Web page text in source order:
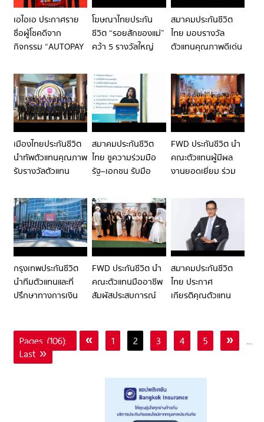
ROCK” แทนคำ
ขอบคุณจากใจถึง
ครอบครัวเอไอเอ
เอไอเอ ประกาศราย
ชื่อผู้โชคดีจาก
กิจกรรม “AUTOPAY
รางวัล รวมมูลค่ากว่า
580,000 บาท
โฆษณาไทยประกัน
ชีวิต “รอยสักของแม่”
คว้า 5 รางวัลใหญ่
โฆษณาระดับโลก
ANDY AWARDS
2026, NYF
ADVERTISING
SPIKES ASIA 2026
สมาคมประกันชีวิต
ไทย มอบรางวัล
ตัวแทนคุณภาพดีเด่น
ประจำปี 2569
เมืองไทยประกันชีวิต
นำทัพตัวแทนคุณภาพ
รับรางวัลตัวแทน
ชาติ ครั้งที่ 43 ประจำ
ปี 2569
สมาคมประกันชีวิต
ไทย ชูความร่วมมือ
รัฐ–เอกชน รับมือ
INFLATION เดินหน้า
สู่ระบบสุขภาพไทยที่
ยั่งยืน
FWD ประกันชีวิต นำ
คณะตัวแทนผู้มีผล
งานยอดเยี่ยม ร่วม
ระดับสากล ของ FWD
GROUP ‘HIVE
CONFERENCE
2026’ ณ กรุง
อัมสเตอร์ดัม ประเทศ
เนเธอร์แลนด์
กรุงเทพประกันชีวิต
นำทีมตัวแทนและที่
ปรึกษาทางการเงิน
MEETING 2026
สะท้อนความสำเร็จ
มาตรฐานระดับสากล
FWD ประกันชีวิต นำ
คณะตัวแทนมืออาชีพ
สัมผัสประสบการณ์
SOUTH ITALY”
สมาคมประกันชีวิต
ไทย ประกาศ
เกียรติคุณตัวแทน
ปี 2569 ตอกย้ำ
มาตรฐานวิชาชีพสู่
Pages (106): « 1 2 3 4 5 » ...
Last »